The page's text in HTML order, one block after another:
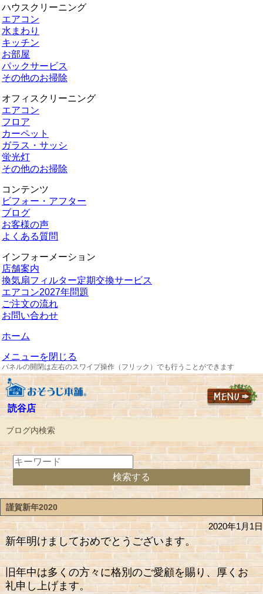
ハウスクリーニング
エアコン
水まわり
キッチン
お部屋
パックサービス
その他のお掃除
オフィスクリーニング
エアコン
フロア
カーペット
ガラス・サッシ
蛍光灯
その他のお掃除
コンテンツ
ビフォー・アフター
ブログ
お客様の声
よくある質問
インフォーメーション
店舗案内
換気扇フィルター定期交換サービス
エアコン2027年問題
ご注文の流れ
お問い合わせ
ホーム
メニューを閉じる
パネルの開閉は左右のスワイプ操作（フリック）でも行うことができます
読谷店
ブログ内検索
謹賀新年2020
2020年1月1日
新年明けましておめでとうございます。
旧年中は多くの方々に格別のご愛顧を賜り、厚くお
礼申し上げます。